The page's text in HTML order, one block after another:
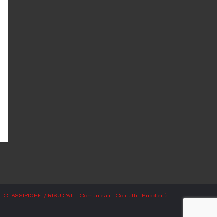
CLASSIFICHE / RISULTATI Comunicati Contatti Pubblicità